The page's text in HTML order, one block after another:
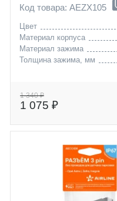
Код товара: AEZX105
Цвет
Материал корпуса
Материал зажима
Толщина зажима, мм
1 340 ₽
1 075 ₽